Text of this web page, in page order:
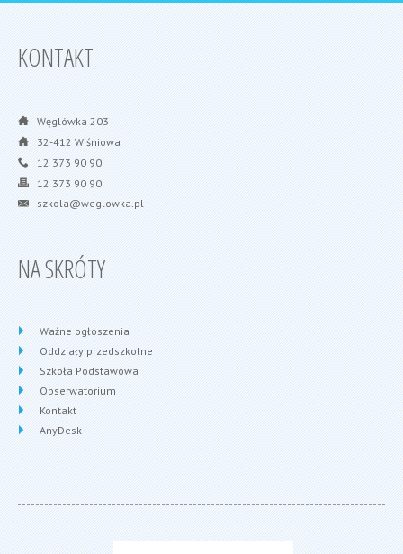
KONTAKT
Węglówka 203
32-412 Wiśniowa
12 373 90 90
12 373 90 90
szkola@weglowka.pl
NA SKRÓTY
Ważne ogłoszenia
Oddziały przedszkolne
Szkoła Podstawowa
Obserwatorium
Kontakt
AnyDesk